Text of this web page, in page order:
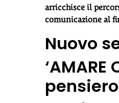
arricchisce il
comunicazione al
Nuovo
‘AMARE